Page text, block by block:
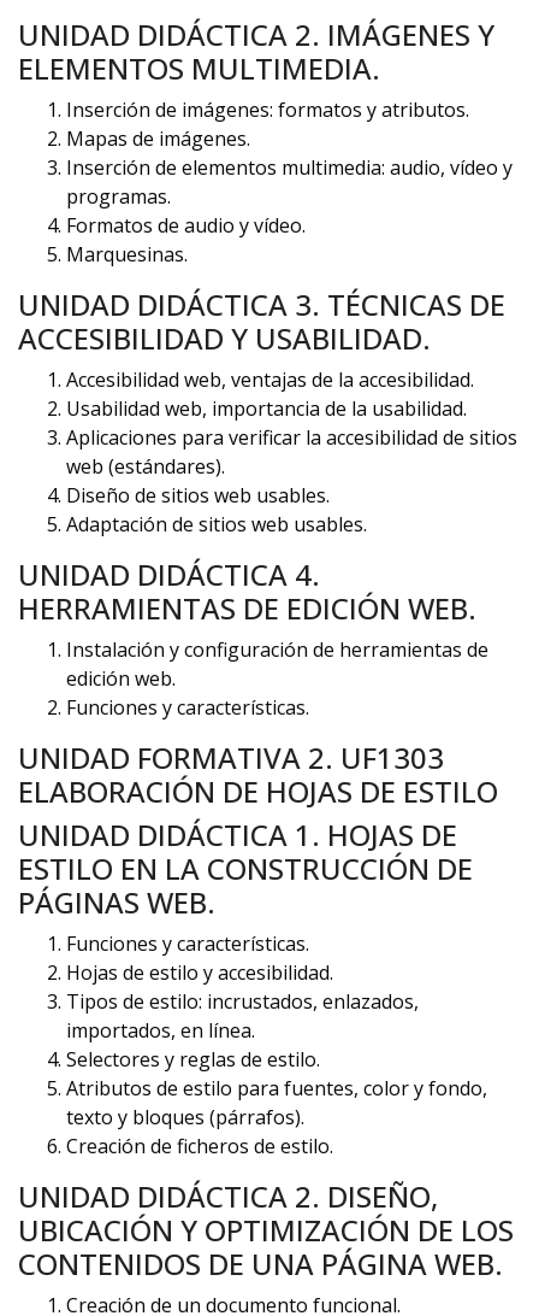
UNIDAD DIDÁCTICA 2. IMÁGENES Y
ELEMENTOS MULTIMEDIA.
Inserción de imágenes: formatos y atributos.
Mapas de imágenes.
Inserción de elementos multimedia: audio, vídeo y
programas.
Formatos de audio y vídeo.
Marquesinas.
UNIDAD DIDÁCTICA 3. TÉCNICAS DE
ACCESIBILIDAD Y USABILIDAD.
Accesibilidad web, ventajas de la accesibilidad.
Usabilidad web, importancia de la usabilidad.
Aplicaciones para verificar la accesibilidad de sitios
web (estándares).
Diseño de sitios web usables.
Adaptación de sitios web usables.
UNIDAD DIDÁCTICA 4.
HERRAMIENTAS DE EDICIÓN WEB.
Instalación y configuración de herramientas de
edición web.
Funciones y características.
UNIDAD FORMATIVA 2. UF1303
ELABORACIÓN DE HOJAS DE ESTILO
UNIDAD DIDÁCTICA 1. HOJAS DE
ESTILO EN LA CONSTRUCCIÓN DE
PÁGINAS WEB.
Funciones y características.
Hojas de estilo y accesibilidad.
Tipos de estilo: incrustados, enlazados,
importados, en línea.
Selectores y reglas de estilo.
Atributos de estilo para fuentes, color y fondo,
texto y bloques (párrafos).
Creación de ficheros de estilo.
UNIDAD DIDÁCTICA 2. DISEÑO,
UBICACIÓN Y OPTIMIZACIÓN DE LOS
CONTENIDOS DE UNA PÁGINA WEB.
Creación de un documento funcional.